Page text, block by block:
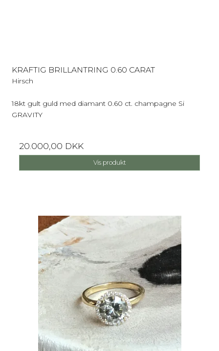
KRAFTIG BRILLANTRING 0.60 CARAT
Hirsch
18kt gult guld med diamant 0.60 ct. champagne Si
GRAVITY
20.000,00 DKK
Vis produkt